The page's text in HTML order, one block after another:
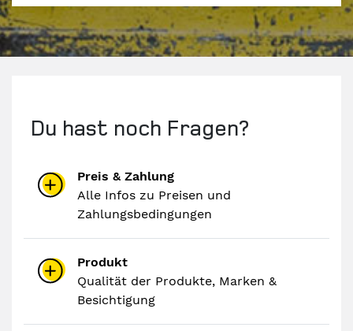
Du hast noch Fragen?
Preis & Zahlung
Alle Infos zu Preisen und
Zahlungsbedingungen
Produkt
Qualität der Produkte, Marken &
Besichtigung